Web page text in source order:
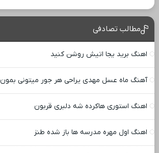
مطالب تصادفی
اهنگ برید یجا اتیش روشن کنید
آهنگ ماه عسل مهدی یراحی هر جور میتونی بمون
اهنگ استوری هاکرده شه دلبری قربون
اهنگ اول مهره مدرسه ها باز شده طنز